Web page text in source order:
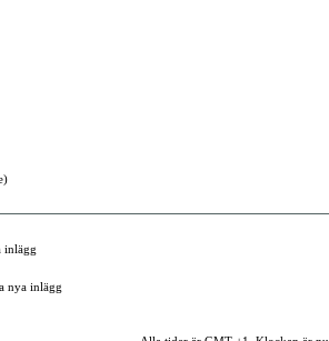
inlägg
nya inlägg